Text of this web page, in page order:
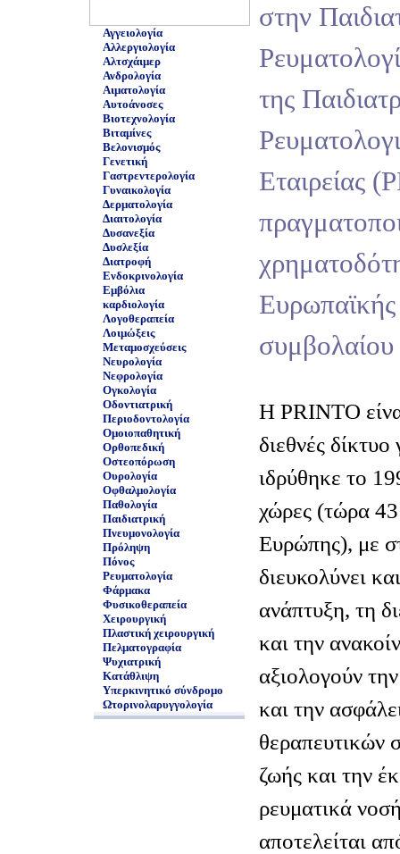
Αγγειολογία
Αλλεργιολογία
Αλτσχάιμερ
Ανδρολογία
Αιματολογία
Αυτοάνοσες
Βιοτεχνολογία
Βιταμίνες
Βελονισμός
Γενετική
Γαστρεντερολογία
Γυναικολογία
Δερματολογία
Διαιτολογία
Δυσανεξία
Δυσλεξία
Διατροφή
Ενδοκρινολογία
Εμβόλια
καρδιολογία
Λογοθεραπεία
Λοιμώξεις
Μεταμοσχεύσεις
Νευρολογία
Νεφρολογία
Ογκολογία
Οδοντιατρική
Περιοδοντολογία
Ομοιοπαθητική
Ορθοπεδική
Οστεοπόρωση
Ουρολογία
Οφθαλμολογία
Παθολογία
Παιδιατρική
Πνευμονολογία
Πρόληψη
Πόνος
Ρευματολογία
Φάρμακα
Φυσικοθεραπεία
Χειρουργική
Πλαστική χειρουργική
Πελματογραφία
Ψυχιατρική
Κατάθλιψη
Υπερκινητικό σύνδρομο
Ωτορινολαρυγγολογία
στην
της
Εταιρείας
Η PRINTO
διεθνές
ιδρύθηκε το
χώρες (τώρα 43
Ευρώπης), με
διευκολύνει
ανάπτυξη, τη
και την
αξιολογούν
και την
θεραπευτικών
ζωής και την
ρευματικά
αποτελείται